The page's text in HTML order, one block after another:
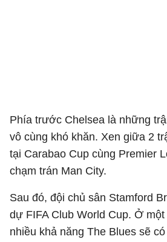
Phía trước Chelsea là những
vô cùng khó khăn. Xen giữa 2
tại Carabao Cup cùng Premier
chạm trán Man City.
Sau đó, đội chủ sân Stamford
dự FIFA Club World Cup. Ở
nhiều khả năng The Blues sẽ